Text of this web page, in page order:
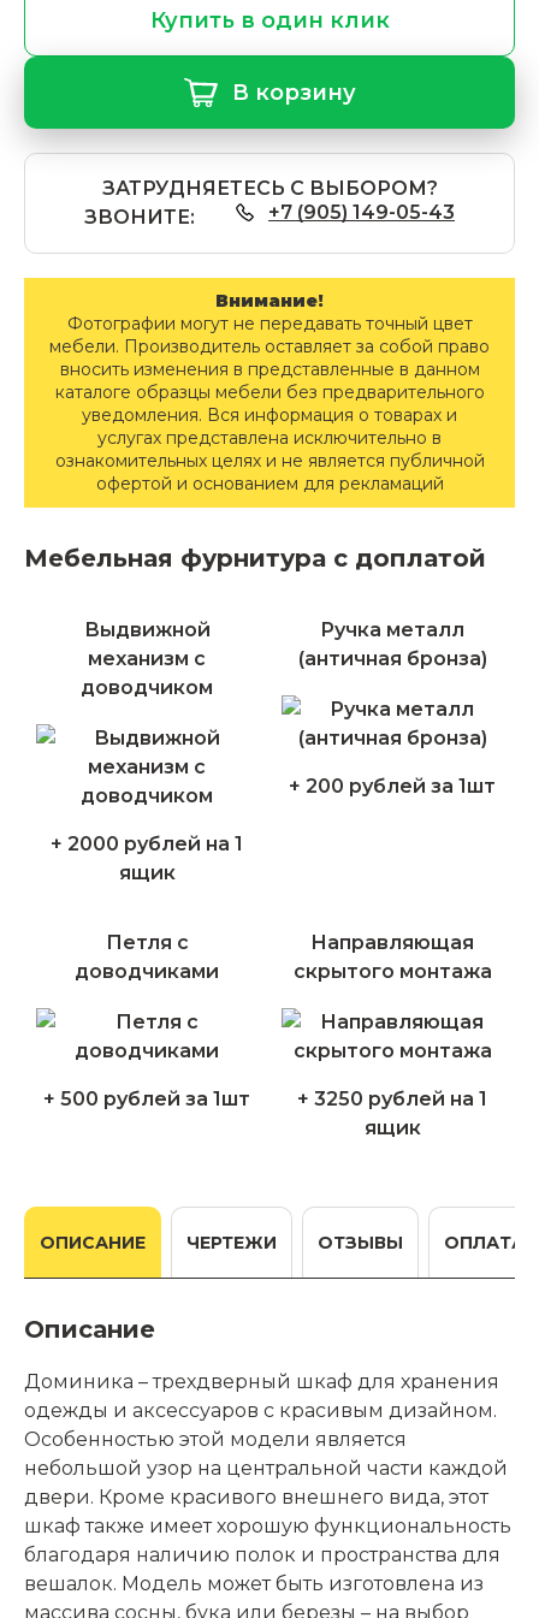
Купить в один клик
В корзину
ЗАТРУДНЯЕТЕСЬ С ВЫБОРОМ?
ЗВОНИТЕ:
+7 (905) 149-05-43
Внимание!
Фотографии могут не передавать точный цвет
мебели. Производитель оставляет за собой право
вносить изменения в представленные в данном
каталоге образцы мебели без предварительного
уведомления. Вся информация о товарах и
услугах представлена исключительно в
ознакомительных целях и не является публичной
офертой и основанием для рекламаций
Мебельная фурнитура с доплатой
Выдвижной
механизм с
доводчиком
+ 2000 рублей на 1
ящик
Ручка металл
(античная бронза)
+ 200 рублей за 1шт
Петля с
доводчиками
+ 500 рублей за 1шт
Направляющая
скрытого монтажа
+ 3250 рублей на 1
ящик
ОПИСАНИЕ ЧЕРТЕЖИ ОТЗЫВЫ ОПЛАТА
Описание
Доминика – трехдверный шкаф для хранения
одежды и аксессуаров с красивым дизайном.
Особенностью этой модели является
небольшой узор на центральной части каждой
двери. Кроме красивого внешнего вида, этот
шкаф также имеет хорошую функциональность
благодаря наличию полок и пространства для
вешалок. Модель может быть изготовлена из
массива сосны, бука или березы – на выбор